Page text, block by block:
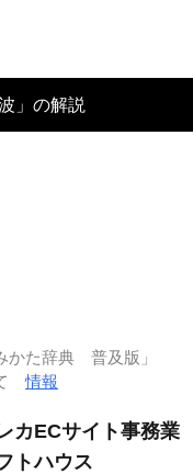
波」の解説
かた辞典 普及版」
て情報
カECサイト事務業
トハウス